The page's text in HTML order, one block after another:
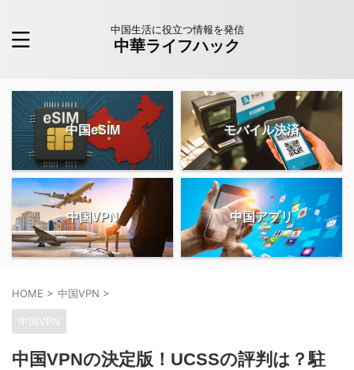
中国生活に役立つ情報を発信
中華ライフハック
中国eSIM モバイル決済
中国VPN 中国アプリ
HOME > 中国VPN >
中国VPN
中国VPNの決定版！UCSSの評判は？駐